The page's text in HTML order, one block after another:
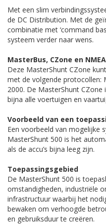
Met een slim
de DC Distribution. Met de
combinatie met ‘command
systeem verder naar wens.
MasterBus, CZone en
Deze MasterShunt CZone
met de volgende protocollen:
2000. De MasterShunt
bijna alle voertuigen en
Voorbeeld van een
Een voorbeeld van mogelijke
MasterShunt 500 is het
als de accu’s bijna leeg zijn.
Toepassingsgebied
De MasterShunt 500 is
omstandigheden, industriële
infrastructuur waarbij het
bewaken om verhoogde
en gebruiksduur te creëren.